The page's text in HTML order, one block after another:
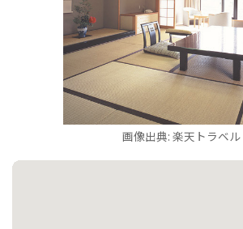
画像出典: 楽天トラベル